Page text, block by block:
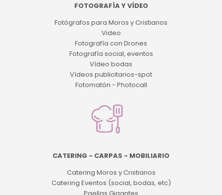
FOTOGRAFÍA Y VÍDEO
Fotógrafos para Moros y Cristianos
Video
Fotografía con Drones
Fotografía social, eventos
Vídeo bodas
Vídeos publicitarios-spot
Fotomatón - Photocall
CATERING - CARPAS - MOBILIARIO
Catering Moros y Cristianos
Catering Eventos (social, bodas, etc)